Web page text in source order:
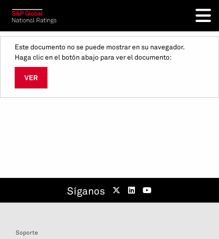
Este documento no se puede mostrar en su navegador.
Haga clic en el botón abajo para ver el documento:
VER
Síganos
Soporte